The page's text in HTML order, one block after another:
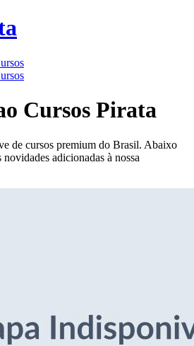
Cursos Pirata
de cursos premium do Brasil. Abaixo
adicionadas à nossa